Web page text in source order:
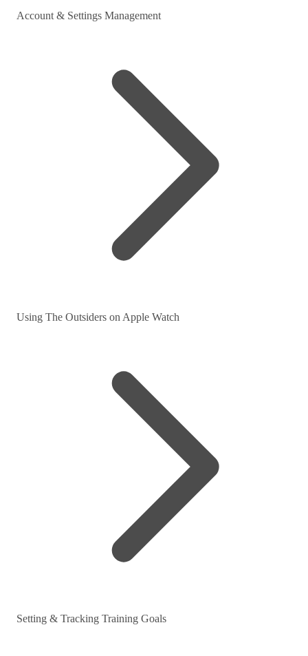
Account & Settings Management
Using The Outsiders on Apple Watch
Setting & Tracking Training Goals